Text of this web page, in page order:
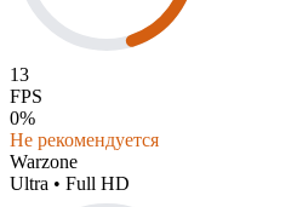
13
FPS
0%
Не рекомендуется
Warzone
Ultra • Full HD